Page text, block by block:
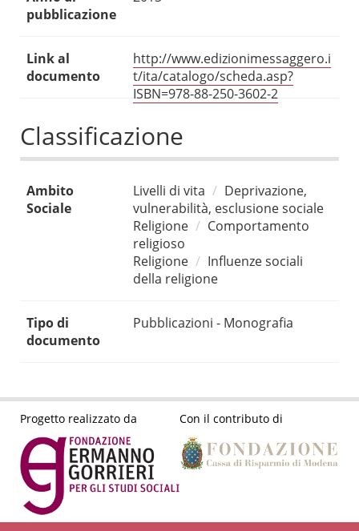
pubblicazione
Link al
documento
http://www.edizionimessaggero.i
t/ita/catalogo/scheda.asp?
ISBN=978-88-250-3602-2
Classificazione
Ambito
Sociale
Livelli di vita
Deprivazione,
vulnerabilità, esclusione sociale
Religione
Comportamento
religioso
Religione
Influenze sociali
della religione
Tipo di
documento
Pubblicazioni - Monografia
Progetto realizzato da Con il contributo di